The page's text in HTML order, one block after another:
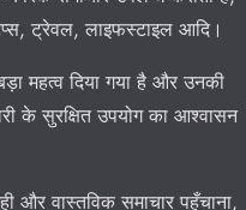
ट्रेवल, लाइफस्टाइल आदि।
महत्व दिया गया है और उनकी
के सुरक्षित उपयोग का आश्वासन
वास्तविक समाचार पहुँचाना,